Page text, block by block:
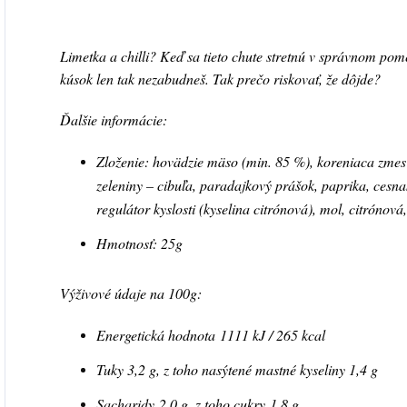
Limetka a chilli? Keď sa tieto chute stretnú v správnom
kúsok len tak nezabudneš. Tak prečo riskovať, že dôjde?
Ďalšie informácie:
Zloženie: hovädzie mäso (min. 85 %), koreniaca
zeleniny – cibuľa, paradajkový prášok, paprika,
regulátor kyslosti (kyselina citrónová), mol,
Hmotnosť: 25g
Výživové údaje na 100g:
Energetická hodnota 1111 kJ / 265 kcal
Tuky 3,2 g, z toho nasýtené mastné kyseliny 1,4 g